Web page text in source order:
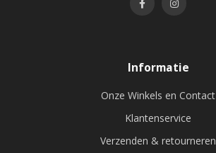
Informatie
Onze Winkels en Contact
Klantenservice
Verzenden & retourneren